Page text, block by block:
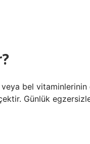
bel
Günlük